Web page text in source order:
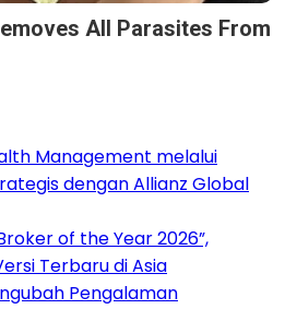
All Parasites From
Management melalui
dengan Allianz Global
of the Year 2026”,
Terbaru di Asia
Pengalaman